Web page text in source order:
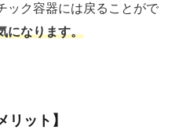
ック容器には戻ることがで
になります。
ット】